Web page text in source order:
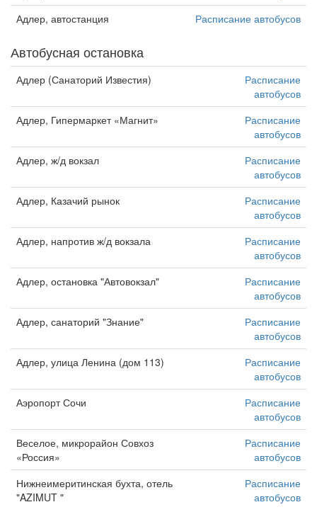
Адлер, автостанция
Расписание автобусов
Автобусная остановка
Адлер (Санаторий Известия)
Расписание
автобусов
Адлер, Гипермаркет «Магнит»
Расписание
автобусов
Адлер, ж/д вокзал
Расписание
автобусов
Адлер, Казачий рынок
Расписание
автобусов
Адлер, напротив ж/д вокзала
Расписание
автобусов
Адлер, остановка "Автовокзал"
Расписание
автобусов
Адлер, санаторий "Знание"
Расписание
автобусов
Адлер, улица Ленина (дом 113)
Расписание
автобусов
Аэропорт Сочи
Расписание
автобусов
Веселое, микрорайон Совхоз
«Россия»
Расписание
автобусов
Нижнеимеритинская бухта, отель
"AZIMUT "
Расписание
автобусов